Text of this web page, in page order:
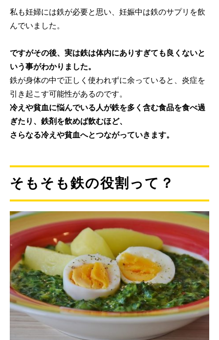
私も妊婦には鉄が必要と思い、妊娠中は鉄のサプリを飲
んでいました。
ですがその後、実は鉄は体内にありすぎても良くないと
いう事がわかりました。
鉄が身体の中で正しく使われずに余っていると、炎症を
引き起こす可能性があるのです。
冷えや貧血に悩んでいる人が鉄を多く含む食品を食べ過
ぎたり、鉄剤を飲めば飲むほど、
さらなる冷えや貧血へとつながっていきます。
そもそも鉄の役割って？